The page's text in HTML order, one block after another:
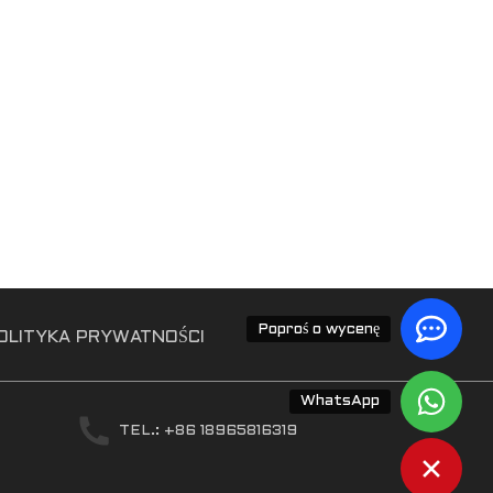
Poproś o wycenę
WhatsApp
PRYWATNOŚCI
TEL.: +86 18965816319